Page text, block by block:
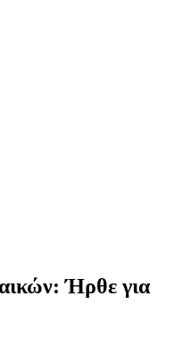
Ήρθε για